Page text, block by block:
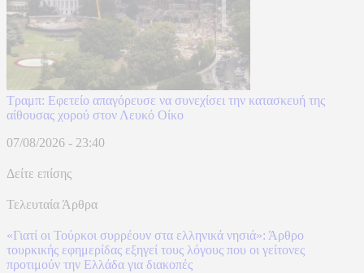
Τραμπ: Εφετείο απαγόρευσε να συνεχίσει την κατασκευή της
αίθουσας χορού στον Λευκό Οίκο
07/08/2026 - 23:40
Δείτε επίσης
Τελευταία Άρθρα
«Γιατί οι Τούρκοι συρρέουν στα ελληνικά νησιά»: Άρθρο
τουρκικής εφημερίδας εξηγεί τους λόγους που οι γείτονες
προτιμούν την Ελλάδα για διακοπές